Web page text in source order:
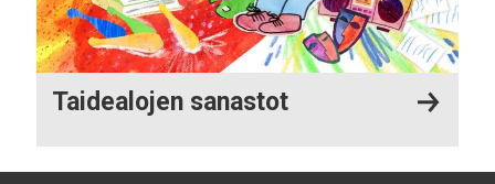
Taidealojen sanastot